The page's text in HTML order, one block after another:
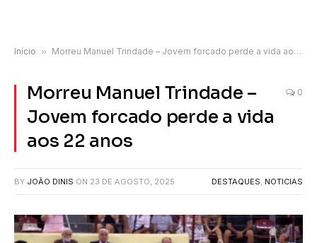
Início » Morreu Manuel Trindade – Jovem forcado perde a vida aos 22 anos
Morreu Manuel Trindade –
Jovem forcado perde a vida
aos 22 anos
0
BY JOÃO DINIS ON 23 DE AGOSTO, 2025 DESTAQUES, NOTICIAS